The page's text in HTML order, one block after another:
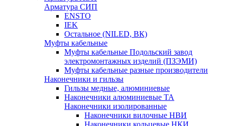
Арматура СИП
ENSTO
IEK
Остальное (NILED, ВК)
Муфты кабельные
Муфты кабельные Подольский завод
электромонтажных изделий (ПЗЭМИ)
Муфты кабельные разные производители
Наконечники и гильзы
Гильзы медные, алюминиевые
Наконечники алюминиевые ТА
Наконечники изолированные
Наконечники вилочные НВИ
Наконечники кольцевые НКИ